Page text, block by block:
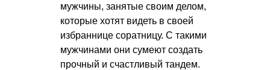
мужчины, занятые своим делом,
которые хотят видеть в своей
избраннице соратницу. С такими
мужчинами они сумеют создать
прочный и счастливый тандем.